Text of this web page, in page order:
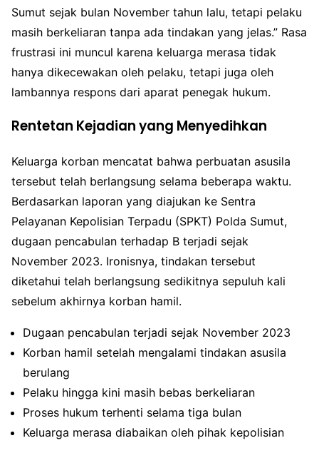
Sumut sejak bulan November tahun lalu, tetapi pelaku
masih berkeliaran tanpa ada tindakan yang jelas.” Rasa
frustrasi ini muncul karena keluarga merasa tidak
hanya dikecewakan oleh pelaku, tetapi juga oleh
lambannya respons dari aparat penegak hukum.
Rentetan Kejadian yang Menyedihkan
Keluarga korban mencatat bahwa perbuatan asusila
tersebut telah berlangsung selama beberapa waktu.
Berdasarkan laporan yang diajukan ke Sentra
Pelayanan Kepolisian Terpadu (SPKT) Polda Sumut,
dugaan pencabulan terhadap B terjadi sejak
November 2023. Ironisnya, tindakan tersebut
diketahui telah berlangsung sedikitnya sepuluh kali
sebelum akhirnya korban hamil.
Dugaan pencabulan terjadi sejak November 2023
Korban hamil setelah mengalami tindakan asusila
berulang
Pelaku hingga kini masih bebas berkeliaran
Proses hukum terhenti selama tiga bulan
Keluarga merasa diabaikan oleh pihak kepolisian